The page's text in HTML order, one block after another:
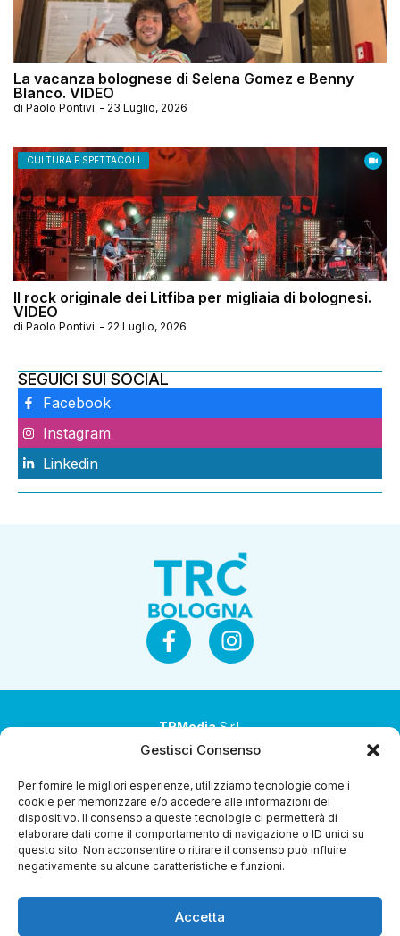
Gestisci Consenso
Per fornire le migliori esperienze, utilizziamo tecnologie come i
cookie per memorizzare e/o accedere alle informazioni del
dispositivo. Il consenso a queste tecnologie ci permetterà di
elaborare dati come il comportamento di navigazione o ID unici su
questo sito. Non acconsentire o ritirare il consenso può influire
negativamente su alcune caratteristiche e funzioni.
Accetta
La vacanza bolognese di Selena Gomez e Benny
Blanco. VIDEO
di Paolo Pontivi - 23 Luglio, 2026
CULTURA E SPETTACOLI
Il rock originale dei Litfiba per migliaia di bolognesi.
VIDEO
di Paolo Pontivi - 22 Luglio, 2026
SEGUICI SUI SOCIAL
Facebook
Instagram
Linkedin
TRMediaS.r.l.
Società a socio unico
Società sottoposta ad attività di direzione e
coordinamento da parte di Coop Alleanza 3.0 Soc. Coop.
Sede legale: via Ragazzi del ’99 nr. 51 42124 Reggio Emilia
(RE)
Capitale sociale € 1.040.000 i.v.